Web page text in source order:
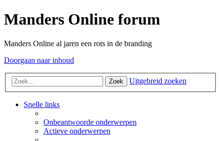
Manders Online forum
Manders Online al jaren een rots in de branding
Doorgaan naar inhoud
Zoek Uitgebreid zoeken
Snelle links
Onbeantwoorde onderwerpen
Actieve onderwerpen